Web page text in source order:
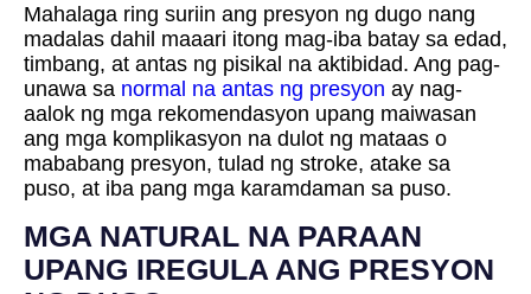
Mahalaga ring suriin ang presyon ng dugo nang
madalas dahil maaari itong mag-iba batay sa edad,
timbang, at antas ng pisikal na aktibidad. Ang pag-
unawa sa normal na antas ng presyon ay nag-
aalok ng mga rekomendasyon upang maiwasan
ang mga komplikasyon na dulot ng mataas o
mababang presyon, tulad ng stroke, atake sa
puso, at iba pang mga karamdaman sa puso.
MGA NATURAL NA PARAAN
UPANG IREGULA ANG PRESYON